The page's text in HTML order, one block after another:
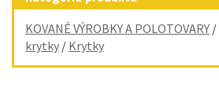
KOVANÉ VÝROBKY A POLOTOVARY /
krytky / Krytky